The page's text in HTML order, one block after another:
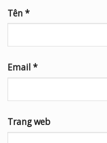
Tên *
Email *
Trang web